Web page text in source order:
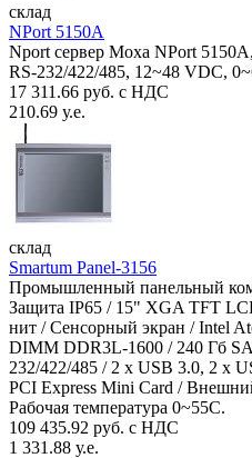
склад
NPort 5150A
Nport сервер Moxa NPort
RS-232/422/485, 12~48 VDC,
17 311.66 руб. с НДС
210.69 у.е.
склад
Smartum Panel-3156
Промышленный панельный
Защита IP65 / 15" XGA TFT
нит / Сенсорный экран / Intel
DIMM DDR3L-1600 / 240 Гб
232/422/485 / 2 x USB 3.0, 2 x
PCI Express Mini Card /
Рабочая температура 0~55C.
109 435.92 руб. с НДС
1 331.88 у.е.